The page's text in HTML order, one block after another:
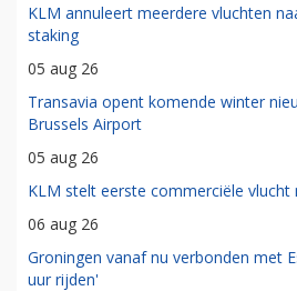
KLM annuleert meerdere vluchten
staking
05 aug 26
Transavia opent komende winter
Brussels Airport
05 aug 26
KLM stelt eerste commerciële vlucht
06 aug 26
Groningen vanaf nu verbonden met
uur rijden'